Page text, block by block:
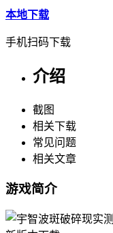
本地下载
手机扫码下载
介绍
截图
相关下载
常见问题
相关文章
游戏简介